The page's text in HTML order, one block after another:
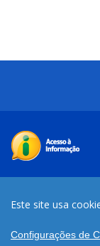
Este site usa
Configurações de